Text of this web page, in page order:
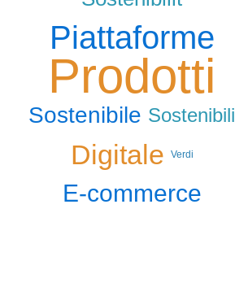
Piattaforme
Prodotti
Sostenibile Sostenibili
Digitale Verdi
E-commerce